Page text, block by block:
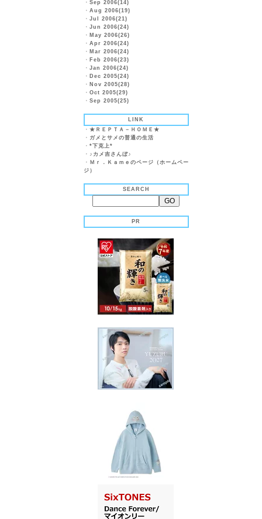
・ Sep 2006(14)
・ Aug 2006(19)
・ Jul 2006(21)
・ Jun 2006(24)
・ May 2006(26)
・ Apr 2006(24)
・ Mar 2006(24)
・ Feb 2006(23)
・ Jan 2006(24)
・ Dec 2005(24)
・ Nov 2005(28)
・ Oct 2005(29)
・ Sep 2005(25)
LINK
・ ★ＲＥＰＴＡ－ＨＯＭＥ★
・ ガメとサメの普通の生活
・ *下克上*
・ ♪カメ吉さんぼ♪
・ Ｍｒ．Ｋａｍｅのページ（ホームペー
ジ）
SEARCH
PR